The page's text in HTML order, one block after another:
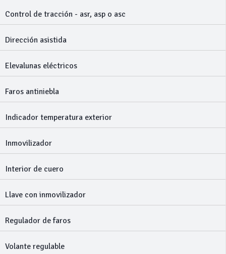
Control de tracción - asr, asp o asc
Dirección asistida
Elevalunas eléctricos
Faros antiniebla
Indicador temperatura exterior
Inmovilizador
Interior de cuero
Llave con inmovilizador
Regulador de faros
Volante regulable